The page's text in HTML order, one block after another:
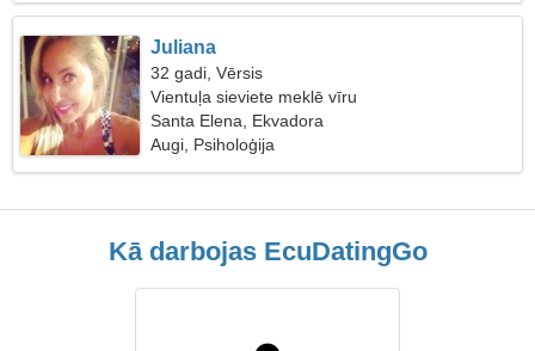
Juliana
32 gadi, Vērsis
Vientuļa sieviete meklē vīru
Santa Elena, Ekvadora
Augi, Psiholoģija
Kā darbojas EcuDatingGo